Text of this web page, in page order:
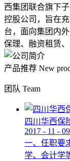
西集团联合旗下
控股公司，旨在
台，面向集团内
保理、融资租赁
产品推荐 New
团队 Team
四川华西保
2017 - 11 - 09
一、任职要
学、会计学